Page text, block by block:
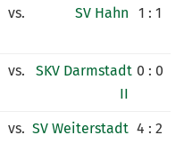
vs. SV Hahn 1 : 1
vs.
SKV Darmstadt
II
0 : 0
vs. SV Weiterstadt 4 : 2